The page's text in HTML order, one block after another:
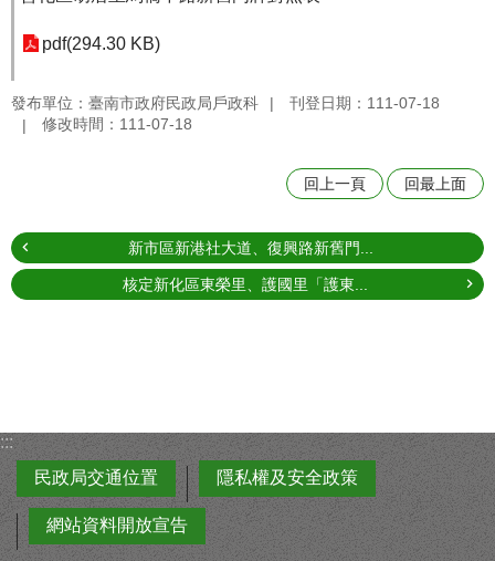
pdf(294.30 KB)
發布單位：臺南市政府民政局戶政科
刊登日期：111-07-18
修改時間：111-07-18
回上一頁 回最上面
新市區新港社大道、復興路新舊門...
核定新化區東榮里、護國里「護東...
:::
民政局交通位置
隱私權及安全政策
網站資料開放宣告